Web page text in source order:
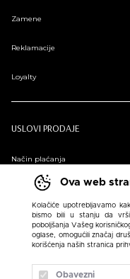
Ova web
Kolačiće upotrebljavamo
bismo bili u stanju da
poboljšanja Vašeg
oglase, omogućili značaj
korišćenja naših stranica
Obavezni
Zamene
Reklamacije
Loyalty
USLOVI PRODAJE
Način plaćanja
Plaćanje na rate
Sindikalna prodaja